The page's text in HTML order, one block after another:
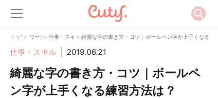
トップ> ワーク> 仕事・スキル
> 綺麗な字の書き方・コツ｜ボールペン字が上手くなる練
仕事・スキル 2019.06.21
綺麗な字の書き方・コツ｜ボールペ
ン字が上手くなる練習方法は？